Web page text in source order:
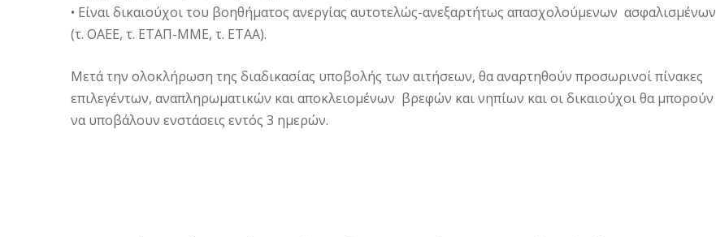
• Είναι δικαιούχοι του βοηθήματος ανεργίας αυτοτελώς-ανεξαρτήτως απασχολούμενων ασφαλισμένων
(τ. ΟΑΕΕ, τ. ΕΤΑΠ-ΜΜΕ, τ. ΕΤΑΑ).
Μετά την ολοκλήρωση της διαδικασίας υποβολής των αιτήσεων, θα αναρτηθούν προσωρινοί πίνακες
επιλεγέντων, αναπληρωματικών και αποκλειομένων βρεφών και νηπίων και οι δικαιούχοι θα μπορούν
να υποβάλουν ενστάσεις εντός 3 ημερών.